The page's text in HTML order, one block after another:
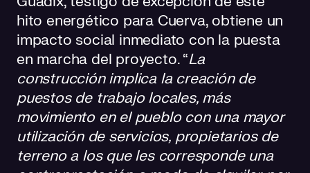
hito energético para Cuerva, obtiene un
impacto social inmediato con la puesta
en marcha del proyecto. “La
construcción implica la creación de
puestos de trabajo locales, más
movimiento en el pueblo con una mayor
utilización de servicios, propietarios de
terreno a los que les corresponde una